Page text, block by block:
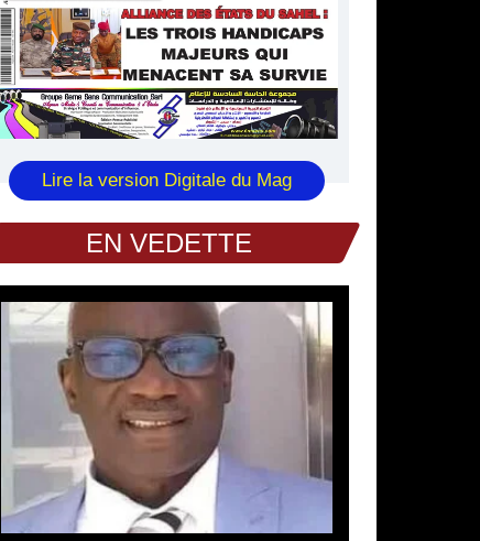
Lire la version Digitale du Mag
EN VEDETTE